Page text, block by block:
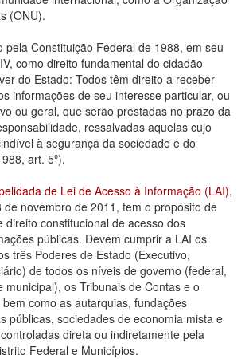
(ONU).
pela Constituição Federal de 1988, em seu
como direito fundamental do cidadão
do Estado: Todos têm direito a receber
informações de seu interesse particular, ou
ou geral, que serão prestadas no prazo da
ressalvadas aquelas cujo
à segurança da sociedade e do
art. 5º).
de Lei de Acesso à Informação (LAI),
de novembro de 2011, tem o propósito de
direito constitucional de acesso dos
públicas. Devem cumprir a LAI os
três Poderes de Estado (Executivo,
de todos os níveis de governo (federal,
municipal), os Tribunais de Contas e o
como as autarquias, fundações
públicas, sociedades de economia mista e
direta ou indiretamente pela
Federal e Municípios.